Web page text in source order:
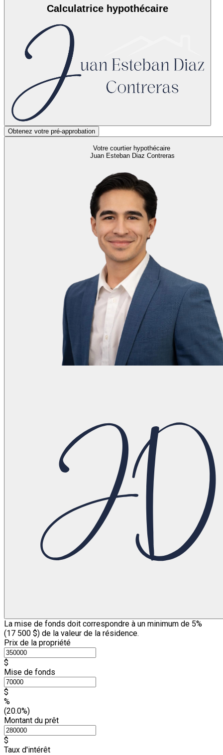
Calculatrice hypothécaire
Obtenez votre pré-approbation
Votre courtier hypothécaire
Juan Esteban Diaz Contreras
La mise de fonds doit correspondre à un minimum de 5%
(17 500 $) de la valeur de la résidence.
Prix de la propriété
$
Mise de fonds
$
%
(20.0%)
Montant du prêt
$
Taux d'intérêt